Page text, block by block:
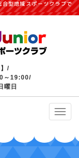
型地域スポーツクラブで
/
～19:00/
曜日